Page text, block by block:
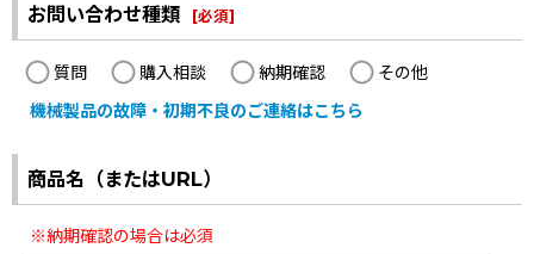
お問い合わせ種類 [必須]
質問 購入相談 納期確認
その他
機械製品の故障・初期不良のご連絡はこちら
商品名（またはURL）
※納期確認の場合は必須